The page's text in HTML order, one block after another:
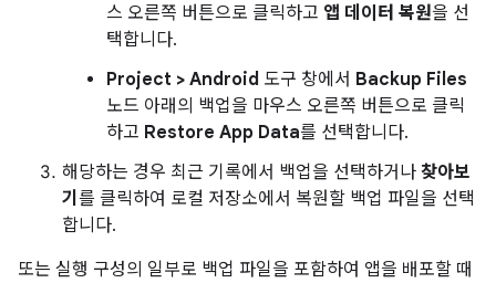
스 오른쪽 버튼으로 클릭하고 앱 데이터 복원을 선
택합니다.
Project > Android 도구 창에서 Backup Files
노드 아래의 백업을 마우스 오른쪽 버튼으로 클릭
하고 Restore App Data를 선택합니다.
해당하는 경우 최근 기록에서 백업을 선택하거나 찾아보
기 를 클릭하여 로컬 저장소에서 복원할 백업 파일을 선택
합니다.
또는 실행 구성의 일부로 백업 파일을 포함하여 앱을 배포할 때